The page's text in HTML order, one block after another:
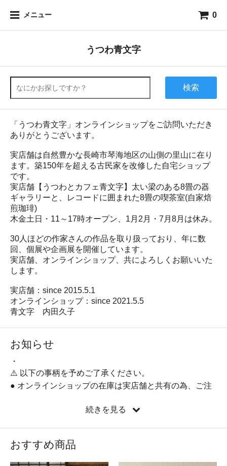
メニュー 0
うつわ青文字
検索
「うつわ青文字」オンラインショップをご訪問いただき
ありがとうございます。
実店舗は自然豊かな長崎市琴海地区の山側の里山に在り
ます。築150年を超える古民家を改修した自宅ショップ
です。
実店舗【うつわとカフェ青文字】太い梁のある8畳の器
ギャラリーと、レコードに囲まれた8畳の喫茶室(自家焙
煎珈琲)
木金土日・11～17時オープン、1月2月・7月8月は休み。
30人ほどの作家さんの作品を取り扱っており、年に数
回、個展や企画展を開催しています。
実店舗、オンラインショップ、共によろしくお願いいた
します。
実店舗：since 2015.5.1
オンラインショップ：since 2021.5.5
青文字 内田久子
お知らせ
・
⚠️ 以下の事柄を予めご了承ください。
● オンラインショップの在庫は実店舗と共有の為、ご注
● 画像の色 ： 実物の色と若干違う点は説明で補足してい
● サイズ ： 1～3ミリの誤差は大体の目安ということでご
了承ください。
※同一アイテムでも絵柄や色味､印象が異なる場合は、で
きるだけ個別に撮影しUPしています。
続きを見る
おすすめ商品